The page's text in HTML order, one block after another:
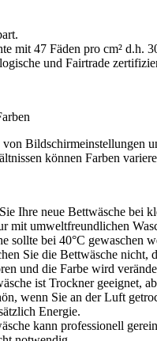
mit 47 Fäden pro cm² d.h.
und Fairtrade
Bildschirmeinstellungen
können Farben
Ihre neue Bettwäsche bei
mit umweltfreundlichen
sollte bei 40°C gewaschen
Sie die Bettwäsche nicht,
und die Farbe wird
ist Trockner geeignet,
wenn Sie an der Luft
Energie.
kann professionell